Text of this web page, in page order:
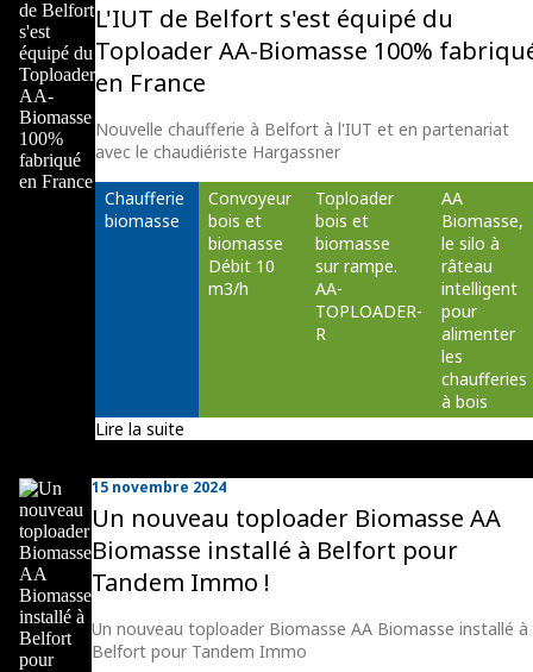
L'IUT de Belfort s'est équipé du
Toploader AA-Biomasse 100%
en France
Nouvelle chaufferie à Belfort à l'IUT et en partenariat
avec le chaudiériste Hargassner
Chaufferie
biomasse
Convoyeur
bois et
biomasse
Débit 10
m3/h
Toploader
bois et
biomasse
sur rampe.
AA-
TOPLOADER-
R
AA
Biomasse,
le silo à
râteau
intelligent
pour
alimenter
les
chaufferies
à bois
Lire la suite
15 novembre 2024
Un nouveau toploader Biomasse AA
Biomasse installé à Belfort pour
Tandem Immo !
Un nouveau toploader Biomasse AA Biomasse installé à
Belfort pour Tandem Immo